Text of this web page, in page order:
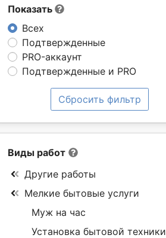
Показать
Всех
Подтвержденные
PRO-аккаунт
Подтвержденные и PRO
Сбросить фильтр
Виды работ
Другие работы
Мелкие бытовые услуги
Муж на час
Установка бытовой техники